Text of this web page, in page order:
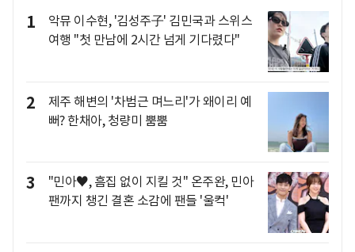
1
악뮤 이수현, '김성주子' 김민국과 스위스
여행 "첫 만남에 2시간 넘게 기다렸다"
2
제주 해변의 '차범근 며느리'가 왜이리 예
뻐? 한채아, 청량미 뿜뿜
3
"민아♥, 흠집 없이 지킬 것" 온주완, 민아
팬까지 챙긴 결혼 소감에 팬들 '울컥'